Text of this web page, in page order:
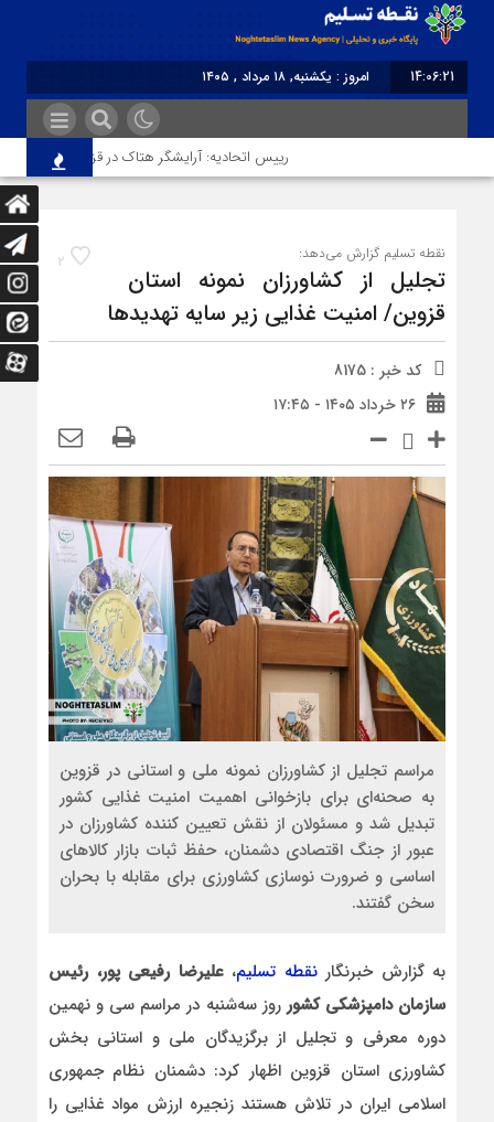
14:06:21
امروز : یکشنبه, ۱۸ مرداد , ۱۴۰۵
رییس اتحادیه: آرایشگر هتاک در قزوین عضو اتحادیه
2 نقطه تسلیم گزارش می‌دهد:
تجلیل از کشاورزان نمونه استان
قزوین/ امنیت غذایی زیر سایه تهدیدها
کد خبر : 8175
۲۶ خرداد ۱۴۰۵ - ۱۷:۴۵
مراسم تجلیل از کشاورزان نمونه ملی و استانی در قزوین
به صحنه‌ای برای بازخوانی اهمیت امنیت غذایی کشور
تبدیل شد و مسئولان از نقش تعیین‌ کننده کشاورزان در
عبور از جنگ اقتصادی دشمنان، حفظ ثبات بازار کالاهای
اساسی و ضرورت نوسازی کشاورزی برای مقابله با بحران
سخن گفتند.
به گزارش خبرنگارنقطه تسلیم،علیرضا رفیعی پور، رئیس
سازمان دامپزشکی کشور روز سه‌شنبه در مراسم سی و نهمین
دوره معرفی و تجلیل از برگزیدگان ملی و استانی بخش
کشاورزی استان قزوین اظهار کرد: دشمنان نظام جمهوری
اسلامی ایران در تلاش هستند زنجیره ارزش مواد غذایی را